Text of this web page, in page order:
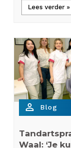
Lees verder »
person_outline Blog
Waal: ‘Je